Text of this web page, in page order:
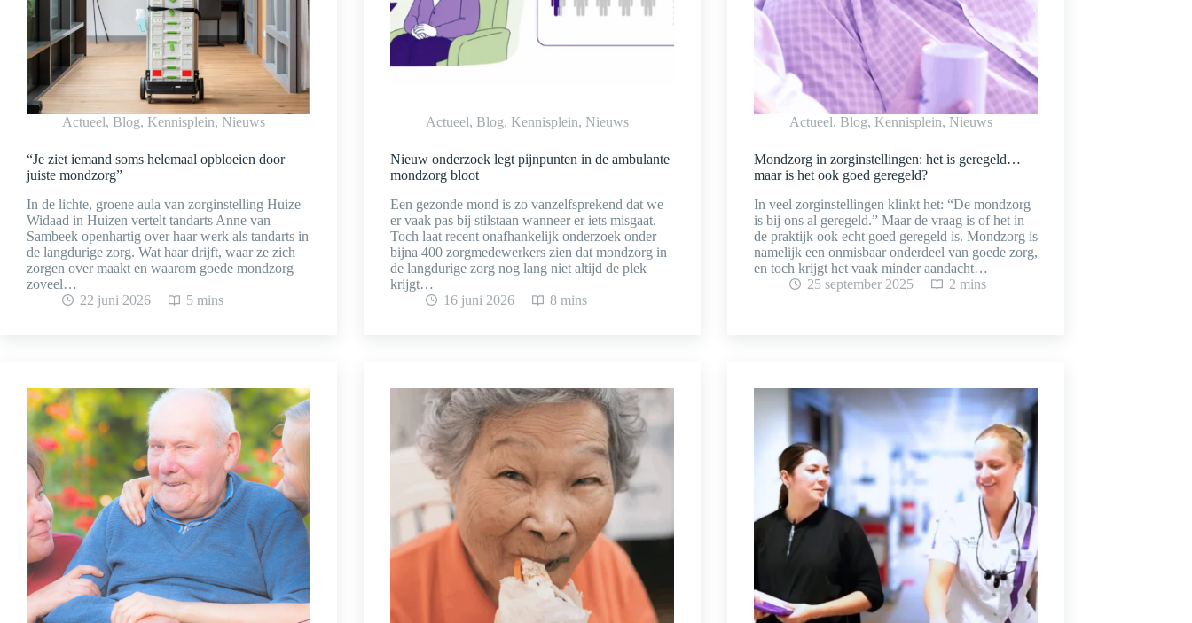
Actueel, Blog, Kennisplein, Nieuws
“Je ziet iemand soms helemaal opbloeien door
juiste mondzorg”
In de lichte, groene aula van zorginstelling Huize
Widaad in Huizen vertelt tandarts Anne van
Sambeek openhartig over haar werk als tandarts in
de langdurige zorg. Wat haar drijft, waar ze zich
zorgen over maakt en waarom goede mondzorg
zoveel…
22 juni 2026
5 mins
Actueel, Blog, Kennisplein, Nieuws
Nieuw onderzoek legt pijnpunten in de ambulante
mondzorg bloot
Een gezonde mond is zo vanzelfsprekend dat we
er vaak pas bij stilstaan wanneer er iets misgaat.
Toch laat recent onafhankelijk onderzoek onder
bijna 400 zorgmedewerkers zien dat mondzorg in
de langdurige zorg nog lang niet altijd de plek
krijgt…
16 juni 2026
8 mins
Actueel, Blog, Kennisplein, Nieuws
Mondzorg in zorginstellingen: het is geregeld…
maar is het ook goed geregeld?
In veel zorginstellingen klinkt het: “De mondzorg
is bij ons al geregeld.” Maar de vraag is of het in
de praktijk ook echt goed geregeld is. Mondzorg is
namelijk een onmisbaar onderdeel van goede zorg,
en toch krijgt het vaak minder aandacht…
25 september 2025
2 mins